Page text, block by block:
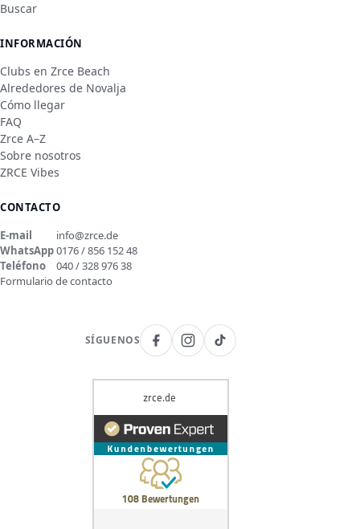
Buscar
INFORMACIÓN
Clubs en Zrce Beach
Alrededores de Novalja
Cómo llegar
FAQ
Zrce A–Z
Sobre nosotros
ZRCE Vibes
CONTACTO
E-mail
info@zrce.de
WhatsApp0176 / 856 152 48
Teléfono
040 / 328 976 38
Formulario de contacto
SÍGUENOS